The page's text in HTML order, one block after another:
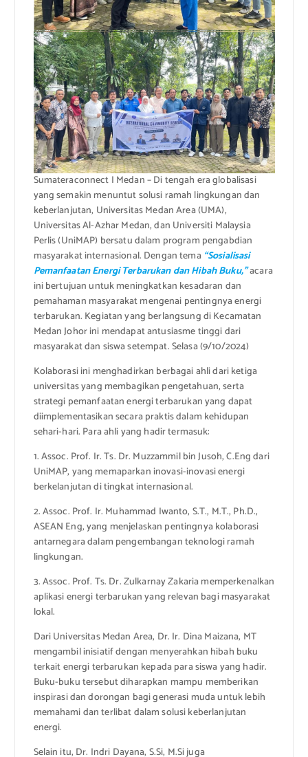
Sumateraconnect I Medan – Di tengah era globalisasi
yang semakin menuntut solusi ramah lingkungan dan
keberlanjutan, Universitas Medan Area (UMA),
Universitas Al-Azhar Medan, dan Universiti Malaysia
Perlis (UniMAP) bersatu dalam program pengabdian
masyarakat internasional. Dengan tema“Sosialisasi
Pemanfaatan Energi Terbarukan dan Hibah Buku,”acara
ini bertujuan untuk meningkatkan kesadaran dan
pemahaman masyarakat mengenai pentingnya energi
terbarukan. Kegiatan yang berlangsung di Kecamatan
Medan Johor ini mendapat antusiasme tinggi dari
masyarakat dan siswa setempat. Selasa (9/10/2024)
Kolaborasi ini menghadirkan berbagai ahli dari ketiga
universitas yang membagikan pengetahuan, serta
strategi pemanfaatan energi terbarukan yang dapat
diimplementasikan secara praktis dalam kehidupan
sehari-hari. Para ahli yang hadir termasuk:
1. Assoc. Prof. Ir. Ts. Dr. Muzzammil bin Jusoh, C.Eng dari
UniMAP, yang memaparkan inovasi-inovasi energi
berkelanjutan di tingkat internasional.
2. Assoc. Prof. Ir. Muhammad Iwanto, S.T., M.T., Ph.D.,
ASEAN Eng, yang menjelaskan pentingnya kolaborasi
antarnegara dalam pengembangan teknologi ramah
lingkungan.
3. Assoc. Prof. Ts. Dr. Zulkarnay Zakaria memperkenalkan
aplikasi energi terbarukan yang relevan bagi masyarakat
lokal.
Dari Universitas Medan Area, Dr. Ir. Dina Maizana, MT
mengambil inisiatif dengan menyerahkan hibah buku
terkait energi terbarukan kepada para siswa yang hadir.
Buku-buku tersebut diharapkan mampu memberikan
inspirasi dan dorongan bagi generasi muda untuk lebih
memahami dan terlibat dalam solusi keberlanjutan
energi.
Selain itu, Dr. Indri Dayana, S.Si, M.Si juga